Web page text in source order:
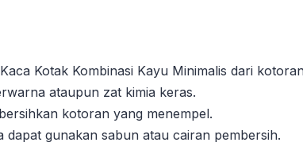
Kotak Kombinasi Kayu Minimalis dari
ataupun zat kimia keras.
kotoran yang menempel.
dapat gunakan sabun atau cairan pembersih.